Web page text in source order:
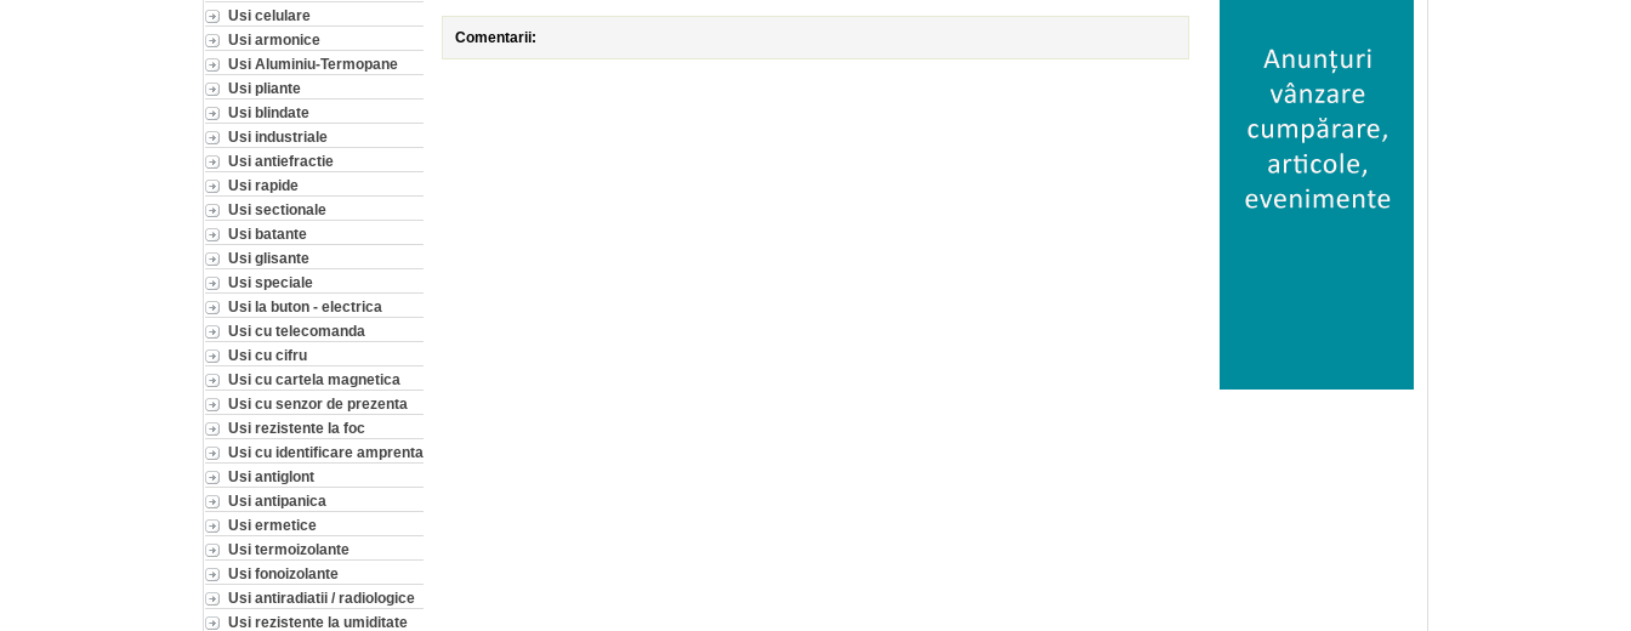
Usi celulare
Usi armonice
Usi Aluminiu-Termopane
Usi pliante
Usi blindate
Usi industriale
Usi antiefractie
Usi rapide
Usi sectionale
Usi batante
Usi glisante
Usi speciale
Usi la buton - electrica
Usi cu telecomanda
Usi cu cifru
Usi cu cartela magnetica
Usi cu senzor de prezenta
Usi rezistente la foc
Usi cu identificare amprenta
Usi antiglont
Usi antipanica
Usi ermetice
Usi termoizolante
Usi fonoizolante
Usi antiradiatii / radiologice
Usi rezistente la umiditate
Comentarii: